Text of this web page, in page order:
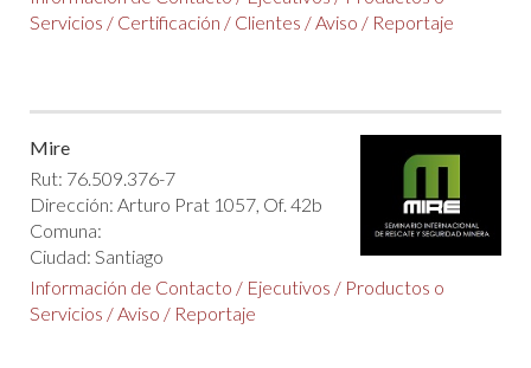
Servicios / Certificación / Clientes /Aviso / Reportaje
Mire
Rut: 76.509.376-7
Dirección: Arturo Prat 1057, Of. 42b
Comuna:
Ciudad: Santiago
Información de Contacto / Ejecutivos / Productos o
Servicios /Aviso / Reportaje